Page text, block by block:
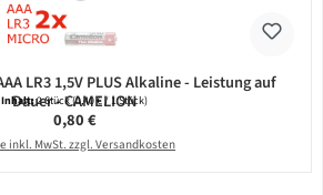
LR3 1,5V PLUS Alkaline - Leistung auf
Dauer - CAMELION
Inhalt:2 Stück(0,40 € / 1 Stück)
Regulärer Preis:
0,80 €
inkl. MwSt. zzgl. Versandkosten